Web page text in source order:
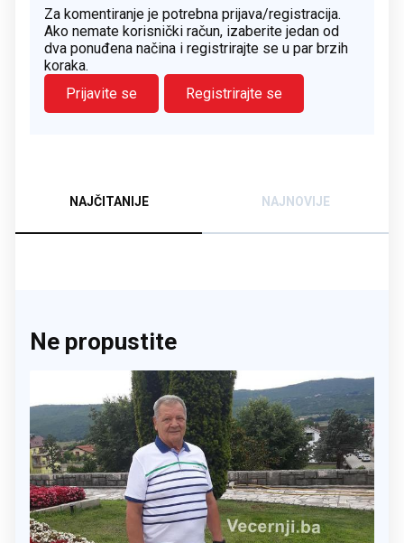
Za komentiranje je potrebna prijava/registracija.
Ako nemate korisnički račun, izaberite jedan od
dva ponuđena načina i registrirajte se u par brzih
koraka.
Prijavite se
Registrirajte se
NAJČITANIJE NAJNOVIJE
Ne propustite